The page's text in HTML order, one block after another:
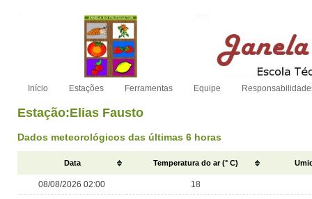
Início Estações Ferramentas Equipe
Estação:Elias Fausto
Dados meteorológicos das últimas 6 horas
Data Temperatura do ar (° C)
08/08/2026 02:00 18